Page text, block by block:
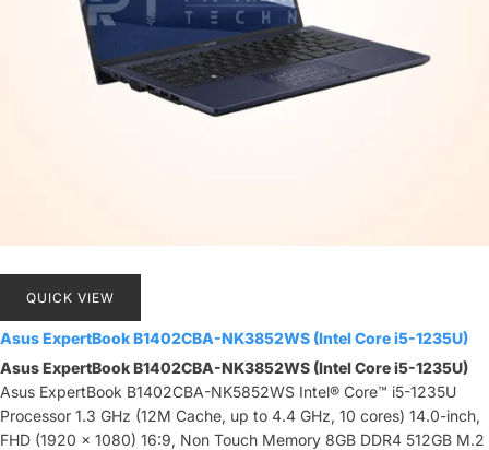
QUICK VIEW
Asus ExpertBook B1402CBA-NK3852WS (Intel Core i5-1235U)
Asus ExpertBook B1402CBA-NK3852WS (Intel Core i5-1235U)
Asus ExpertBook B1402CBA-NK5852WS Intel® Core™ i5-1235U
Processor 1.3 GHz (12M Cache, up to 4.4 GHz, 10 cores) 14.0-inch,
FHD (1920 x 1080) 16:9, Non Touch Memory 8GB DDR4 512GB M.2